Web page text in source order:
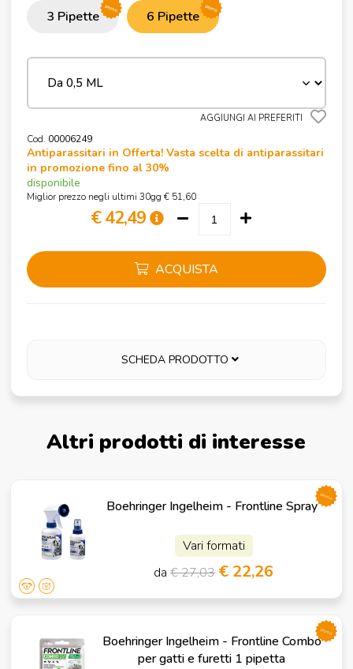
3 Pipette promo 6 Pipette promo
AGGIUNGI AI PREFERITI
Cod. 00006249
Antiparassitari in Offerta! Vasta scelta di antiparassitari
in promozione fino al 30%
disponibile
Miglior prezzo negli ultimi 30gg € 51,60
€ 42,49
ACQUISTA
SCHEDA PRODOTTO
Altri prodotti di interesse
Boehringer Ingelheim - Frontline Spray
Vari formati
da€ 27,03 € 22,26
promo
Boehringer Ingelheim - Frontline Combo
per gatti e furetti 1 pipetta
promo